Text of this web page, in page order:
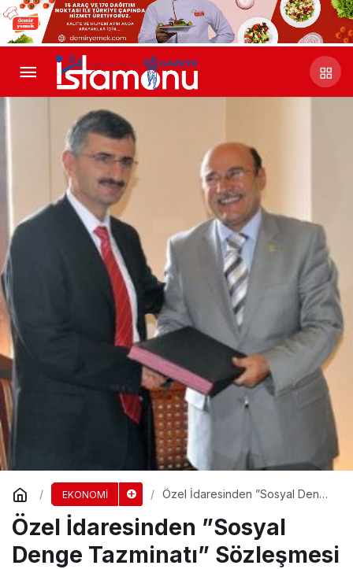
EKONOMİ
Özel İdaresinden ”Sosyal Denge
Özel İdaresinden ”Sosyal
Denge Tazminatı” Sözleşmesi